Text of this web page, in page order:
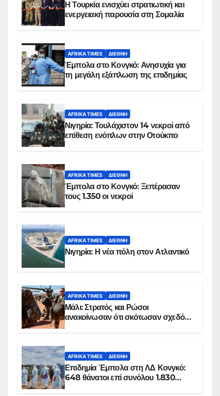
Η Τουρκία ενισχύει στρατιωτική και
ενεργειακή παρουσία στη Σομαλία
AFRIKA TIMES ΔΙΕΘΝΉ
Έμπολα στο Κονγκό: Ανησυχία για
τη μεγάλη εξάπλωση της επιδημίας
AFRIKA TIMES ΔΙΕΘΝΉ
Νιγηρία: Τουλάχιστον 14 νεκροί από
επίθεση ενόπλων στην Οτούκπο
AFRIKA TIMES ΔΙΕΘΝΉ
Έμπολα στο Κονγκό: Ξεπέρασαν
τους 1.350 οι νεκροί
AFRIKA TIMES ΔΙΕΘΝΉ
Νιγηρία: Η νέα πόλη στον Ατλαντικό
AFRIKA TIMES ΔΙΕΘΝΉ
Μάλι: Στρατός και Ρώσοι
ανακοίνωσαν ότι σκότωσαν σχεδόν
AFRIKA TIMES ΔΙΕΘΝΉ
Επιδημία Έμπολα στη ΛΔ Κονγκό:
648 θάνατοι επί συνόλου 1.830